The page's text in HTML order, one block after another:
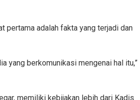
pertama adalah fakta yang terjadi dan
yang berkomunikasi mengenai hal itu,”
memiliki kebijakan lebih dari Kadis